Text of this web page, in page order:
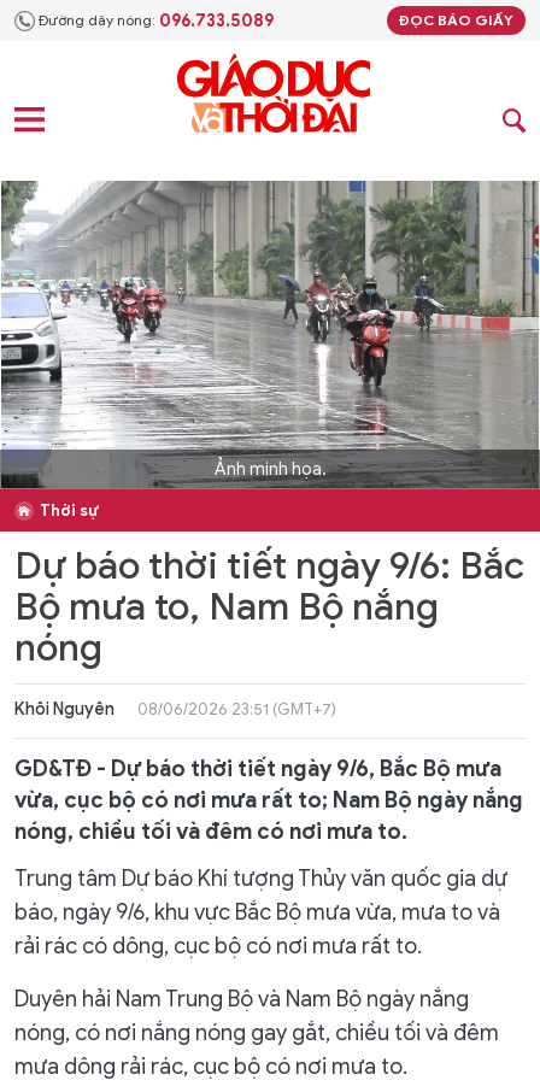
Đường dây nóng: 096.733.5089 ĐỌC BÁO GIẤY
Ảnh minh họa.
Thời sự
Dự báo thời tiết ngày 9/6: Bắc
Bộ mưa to, Nam Bộ nắng
nóng
Khôi Nguyên 08/06/2026 23:51 (GMT+7)
GD&TĐ - Dự báo thời tiết ngày 9/6, Bắc Bộ mưa
vừa, cục bộ có nơi mưa rất to; Nam Bộ ngày nắng
nóng, chiều tối và đêm có nơi mưa to.
Trung tâm Dự báo Khí tượng Thủy văn quốc gia dự
báo, ngày 9/6, khu vực Bắc Bộ mưa vừa, mưa to và
rải rác có dông, cục bộ có nơi mưa rất to.
Duyên hải Nam Trung Bộ và Nam Bộ ngày nắng
nóng, có nơi nắng nóng gay gắt, chiều tối và đêm
mưa dông rải rác, cục bộ có nơi mưa to.